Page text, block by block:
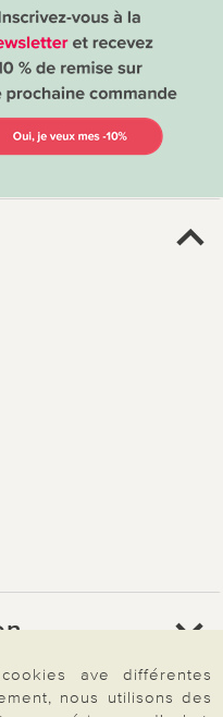
ave différentes
nous utilisons des